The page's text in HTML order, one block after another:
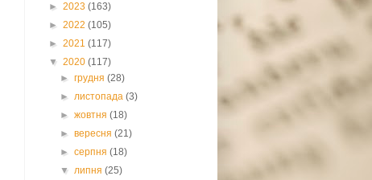
► 2023 (163)
► 2022 (105)
► 2021 (117)
▼ 2020 (117)
►грудня(28)
►листопада(3)
►жовтня(18)
►вересня(21)
►серпня(18)
▼липня(25)